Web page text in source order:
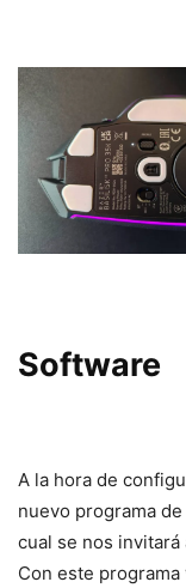
Software
A la hora de
nuevo programa
cual se nos invitará
Con este